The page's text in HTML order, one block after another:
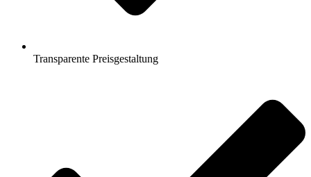
Transparente Preisgestaltung